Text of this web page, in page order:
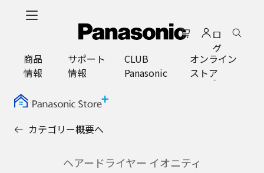
ロ
グ
イ
ン
商品
情報
サポート
情報
CLUB
Panasonic
オンライン
ストア
カテゴリー概要へ
ヘアードライヤー イオニティ